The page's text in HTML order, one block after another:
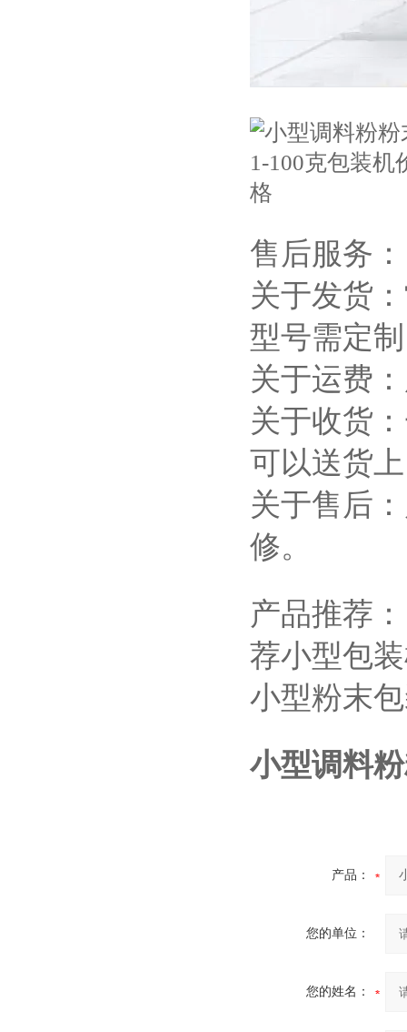
售后服务：
关于发货
型号需定
关于运费
关于收货
可以送货
关于售后
修。
产品推荐：
荐小型包
小型粉末
小型调料
产品：
您的单位：
您的姓名：